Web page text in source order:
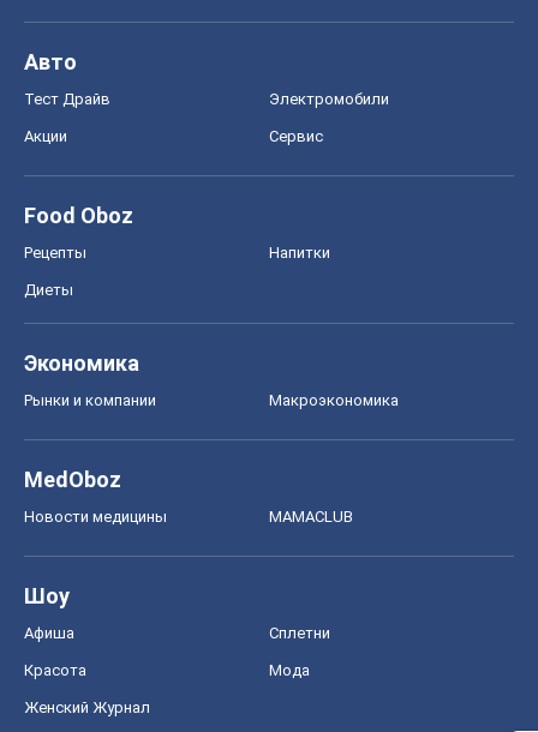
Авто
Тест Драйв Электромобили
Акции Сервис
Food Oboz
Рецепты Напитки
Диеты
Экономика
Рынки и компании Mакроэкономика
MedOboz
Новости медицины MAMACLUB
Шоу
Афиша Сплетни
Красота Мода
Женский Журнал